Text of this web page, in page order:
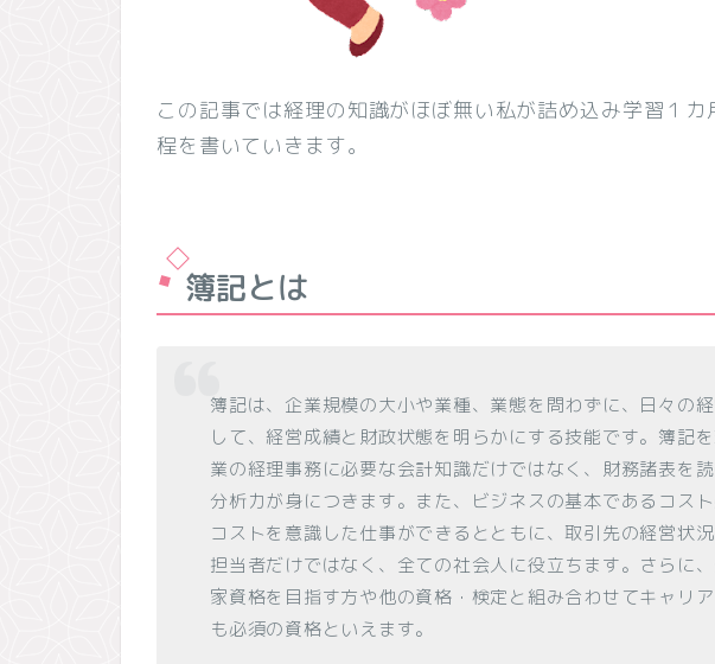
この記事では経理の知識がほぼ無い私が詰め込み学習１
程を書いていきます。
簿記とは
簿記は、企業規模の大小や業種、業態を問わずに、日々の
して、経営成績と財政状態を明らかにする技能です。簿記
業の経理事務に必要な会計知識だけではなく、財務諸表を
分析力が身につきます。また、ビジネスの基本であるコス
コストを意識した仕事ができるとともに、取引先の経営状
担当者だけではなく、全ての社会人に役立ちます。さらに
家資格を目指す方や他の資格・検定と組み合わせてキャリ
も必須の資格といえます。